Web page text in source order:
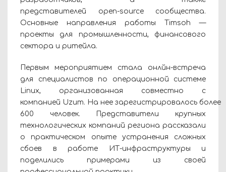
представителей open-source сообщества.
Основные направления работы Timsoh —
проекты для промышленности, финансового
сектора и ритейла.
Первым мероприятием стала онлйн-встреча
для специалистов по операционной системе
Linux, организованная совместно с
компанией Uzum. На нее зарегистрировалось более
600 человек. Представители крупных
технологических компаний региона рассказали
о практическом опыте устранения сложных
сбоев в работе ИТ-инфраструктуры и
поделились примерами из своей